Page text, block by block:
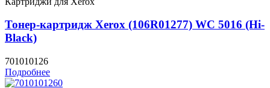
Тонер-картридж Xerox (106R01277) WC 5016 (Hi-
Black)
701010126
Подробнее